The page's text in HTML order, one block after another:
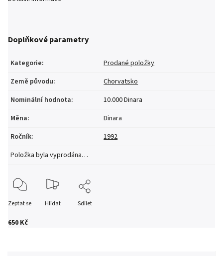
650 Kč
Doplňkové parametry
Kategorie:
Prodané položky
Země původu:
Chorvatsko
Nominální hodnota:
10.000 Dinara
Měna:
Dinara
Ročník:
1992
Položka byla vyprodána…
Zeptat se Hlídat Sdílet